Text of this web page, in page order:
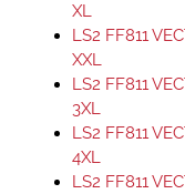
XL
LS2 FF811
XXL
LS2 FF811
3XL
LS2 FF811
4XL
LS2 FF811